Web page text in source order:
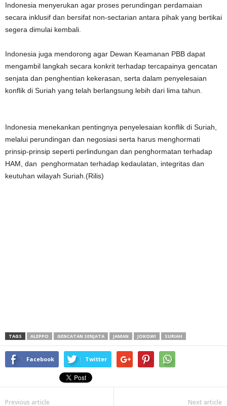
Indonesia menyerukan agar proses perundingan perdamaian
secara inklusif dan bersifat non-sectarian antara pihak yang bertikai
segera dimulai kembali.
Indonesia juga mendorong agar Dewan Keamanan PBB dapat
mengambil langkah secara konkrit terhadap tercapainya gencatan
senjata dan penghentian kekerasan, serta dalam penyelesaian
konflik di Suriah yang telah berlangsung lebih dari lima tahun.
Indonesia menekankan pentingnya penyelesaian konflik di Suriah,
melalui perundingan dan negosiasi serta harus menghormati
prinsip-prinsip seperti perlindungan dan penghormatan terhadap
HAM, dan penghormatan terhadap kedaulatan, integritas dan
keutuhan wilayah Suriah.(Rilis)
TAGS ALEPPO GENCATAN SENJATA JAMAN JOKOWI SURIAH
Facebook Twitter
Previous article Next article